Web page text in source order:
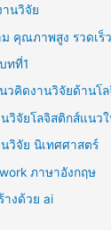
านวิจัย
คุณภาพสูง รวดเร็
ทที่1
วคิดงานวิจัยด้านโ
วิจัยโลจิสติกส์แนว
วิจัย นิเทศศาสตร์
ภาษาอังกฤษ
างด้วย ai